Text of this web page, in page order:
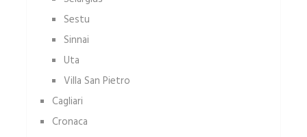
Sestu
Sinnai
Uta
Villa San Pietro
Cagliari
Cronaca